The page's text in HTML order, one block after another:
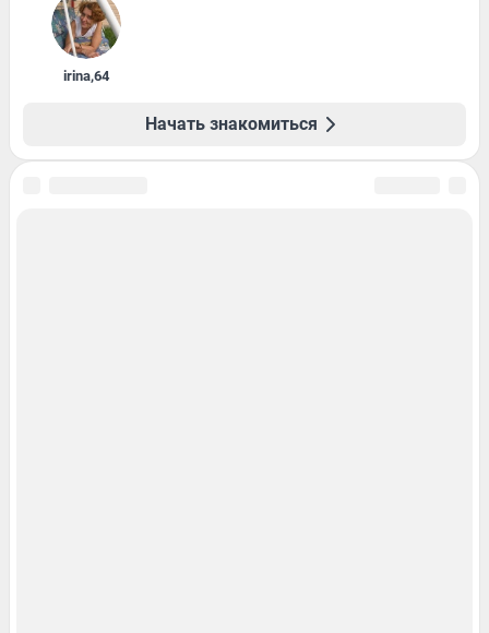
irina,64
Начать знакомиться